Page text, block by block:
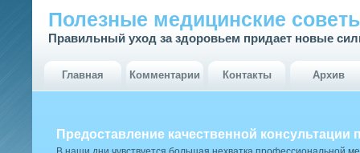
Полезные медицинские
Правильный уход за здоровьем придает новые
Главная Комментарии Контакты Архив
Предоставление качественной консультации